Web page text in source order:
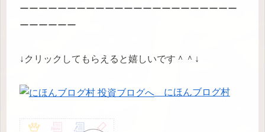
ーーーーーーーーーーーーーーーーーーーーーーー
ーーーーーー
↓クリックしてもらえると嬉しいです＾＾↓
にほんブログ村